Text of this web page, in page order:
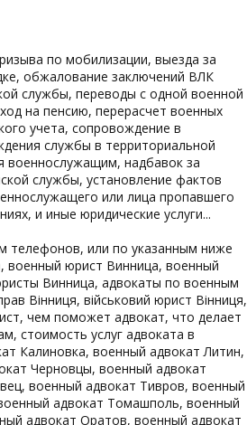
по мобилизации, выезда за
обжалование заключений ВЛК
службы, переводы с одной военной
на пенсию, перерасчет военных
учета, сопровождение в
службы в территориальной
военнослужащим, надбавок за
службы, установление фактов
или лица пропавшего
и иные юридические услуги...
телефонов, или по указанным ниже
военный юрист Винница, военный
Винница, адвокаты по военным
Вінниця, військовий юрист Вінниця,
чем поможет адвокат, что делает
стоимость услуг адвоката в
Калиновка, военный адвокат Литин,
Черновцы, военный адвокат
военный адвокат Тивров, военный
адвокат Томашполь, военный
адвокат Оратов, военный адвокат